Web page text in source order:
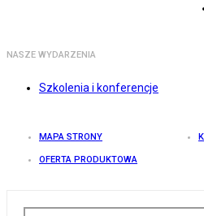
NASZE WYDARZENIA
Szkolenia i konferencje
MAPA STRONY
OFERTA PRODUKTOWA